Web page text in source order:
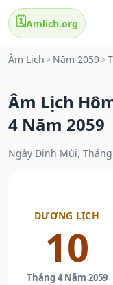
🗓️Amlich.org
Âm Lịch > Năm 2059>
Âm Lịch
4 Năm 2059
Ngày Đinh Mùi,
DƯƠNG LỊCH
10
Tháng 4 Năm 2059